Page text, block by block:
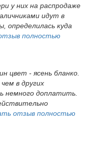
у них на распродаже
идут в
определилась куда
полностью
цвет - ясень бланко.
в других
немного доплатить.
отзыв полностью